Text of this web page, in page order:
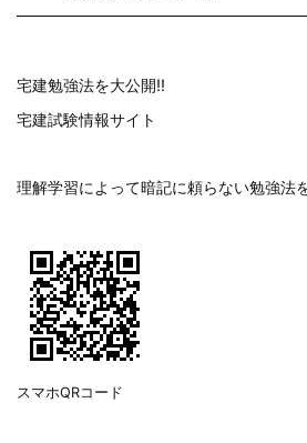
宅建勉強法を大公開!!
宅建試験情報サイト
理解学習によって暗記に頼らない勉強法
スマホQRコード